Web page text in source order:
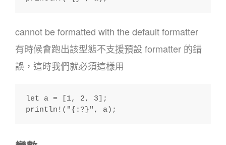
cannot be formatted with the default formatter
有時候會跑出該型態不支援預設 formatter 的錯
誤，這時我們就必須這樣用
let a = [1, 2, 3];
println!("{:?}", a);